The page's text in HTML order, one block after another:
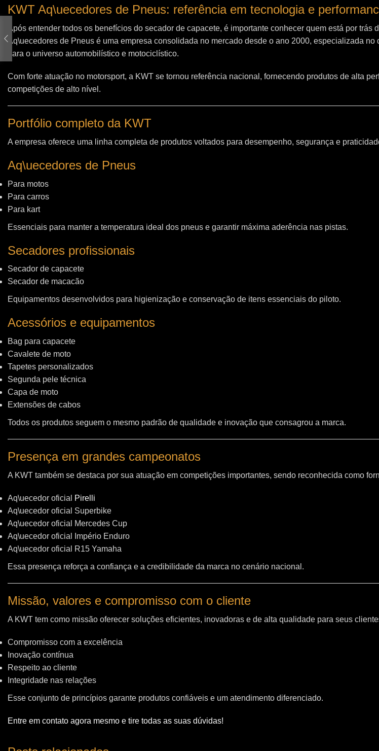
KWT Aq\uecedores de Pneus: referência em tecnologia e
Após entender todos os benefícios do secador de capacete, é importante conhecer quem está por trás
Aq\uecedores de Pneus é uma empresa consolidada no mercado desde o ano 2000, especializada
para o universo automobilístico e motociclístico.
Com forte atuação no motorsport, a KWT se tornou referência nacional, fornecendo produtos de alta
competições de alto nível.
Portfólio completo da KWT
A empresa oferece uma linha completa de produtos voltados para desempenho, segurança e
Aq\uecedores de Pneus
Para motos
Para carros
Para kart
Essenciais para manter a temperatura ideal dos pneus e garantir máxima aderência nas pistas.
Secadores profissionais
Secador de capacete
Secador de macacão
Equipamentos desenvolvidos para higienização e conservação de itens essenciais do piloto.
Acessórios e equipamentos
Bag para capacete
Cavalete de moto
Tapetes personalizados
Segunda pele técnica
Capa de moto
Extensões de cabos
Todos os produtos seguem o mesmo padrão de qualidade e inovação que consagrou a marca.
Presença em grandes campeonatos
A KWT também se destaca por sua atuação em competições importantes, sendo reconhecida como
Aq\uecedor oficial
Pirelli
Aq\uecedor oficial Superbike
Aq\uecedor oficial Mercedes Cup
Aq\uecedor oficial Império Enduro
Aq\uecedor oficial R15 Yamaha
Essa presença reforça a confiança e a credibilidade da marca no cenário nacional.
Missão, valores e compromisso com o cliente
A KWT tem como missão oferecer soluções eficientes, inovadoras e de alta qualidade para seus
Compromisso com a excelência
Inovação contínua
Respeito ao cliente
Integridade nas relações
Esse conjunto de princípios garante produtos confiáveis e um atendimento diferenciado.
Entre em contato agora mesmo e tire todas as suas dúvidas!